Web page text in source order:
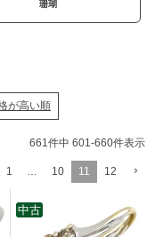
珊瑚
が高い順
661件中 601-660件表示
1 … 10 11 12
中古